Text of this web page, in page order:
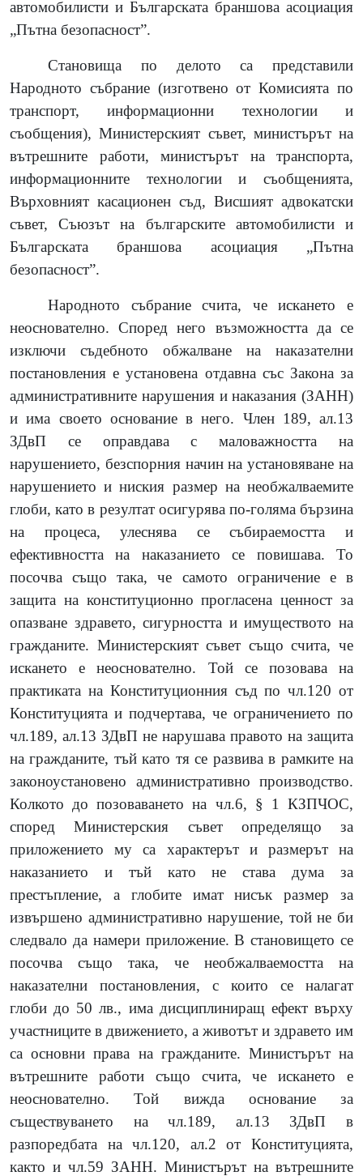
автомобилисти и Българската браншова асоциация
„Пътна безопасност”.
Становища по делото са представили
Народното събрание (изготвено от Комисията по
транспорт, информационни технологии и
съобщения), Министерският съвет, министърът на
вътрешните работи, министърът на транспорта,
информационните технологии и съобщенията,
Върховният касационен съд, Висшият адвокатски
съвет, Съюзът на българските автомобилисти и
Българската браншова асоциация „Пътна
безопасност”.
Народното събрание счита, че искането е
неоснователно. Според него възможността да се
изключи съдебното обжалване на наказателни
постановления е установена отдавна със Закона за
административните нарушения и наказания (ЗАНН)
и има своето основание в него. Член 189, ал.13
ЗДвП се оправдава с маловажността на
нарушението, безспорния начин на установяване на
нарушението и ниския размер на необжалваемите
глоби, като в резултат осигурява по-голяма бързина
на процеса, улеснява се събираемостта и
ефективността на наказанието се повишава. То
посочва също така, че самото ограничение е в
защита на конституционно прогласена ценност за
опазване здравето, сигурността и имуществото на
гражданите. Министерският съвет също счита, че
искането е неоснователно. Той се позовава на
практиката на Конституционния съд по чл.120 от
Конституцията и подчертава, че ограничението по
чл.189, ал.13 ЗДвП не нарушава правото на защита
на гражданите, тъй като тя се развива в рамките на
законоустановено административно производство.
Колкото до позоваването на чл.6, § 1 КЗПЧОС,
според Министерския съвет определящо за
приложението му са характерът и размерът на
наказанието и тъй като не става дума за
престъпление, а глобите имат нисък размер за
извършено административно нарушение, той не би
следвало да намери приложение. В становището се
посочва също така, че необжалваемостта на
наказателни постановления, с които се налагат
глоби до 50 лв., има дисциплиниращ ефект върху
участниците в движението, а животът и здравето им
са основни права на гражданите. Министърът на
вътрешните работи също счита, че искането е
неоснователно. Той вижда основание за
съществуването на чл.189, ал.13 ЗДвП в
разпоредбата на чл.120, ал.2 от Конституцията,
както и чл.59 ЗАНН. Министърът на вътрешните